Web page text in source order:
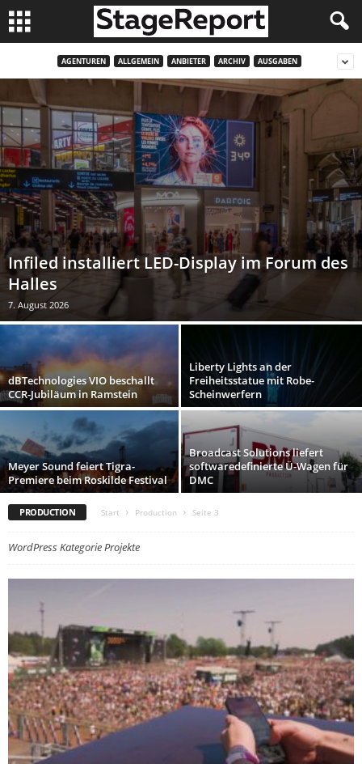
AGENTUREN ALLGEMEIN ANBIETER ARCHIV AUSGABEN
Infiled installiert LED-Display im Forum des
Halles
7. August 2026
dBTechnologies VIO beschallt
CCR-Jubiläum in Ramstein
Liberty Lights an der
Freiheitsstatue mit Robe-
Scheinwerfern
Meyer Sound feiert Tigra-
Premiere beim Roskilde Festival
Broadcast Solutions liefert
softwaredefinierte Ü-Wagen für
DMC
PRODUCTION Start Production Seite 3
WordPress Kategorie Projekte